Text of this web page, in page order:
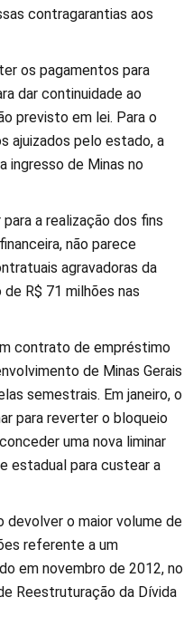
contragarantias aos
os pagamentos para
dar continuidade ao
previsto em lei. Para o
ajuizados pelo estado, a
ingresso de Minas no
a realização dos fins
não parece
agravadoras da
R$ 71 milhões nas
contrato de empréstimo
de Minas Gerais
semestrais. Em janeiro, o
para reverter o bloqueio
uma nova liminar
estadual para custear a
devolver o maior volume de
referente a um
em novembro de 2012, no
Reestruturação da Dívida